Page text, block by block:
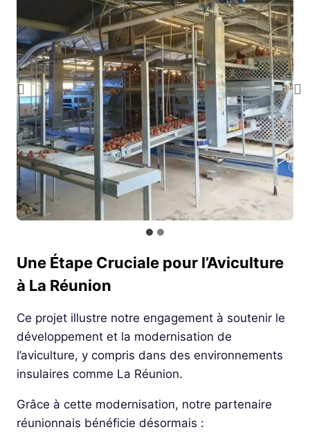
Une Étape Cruciale pour l’Aviculture
à La Réunion
Ce projet illustre notre engagement à soutenir le
développement et la modernisation de
l’aviculture, y compris dans des environnements
insulaires comme La Réunion.
Grâce à cette modernisation, notre partenaire
réunionnais bénéficie désormais :